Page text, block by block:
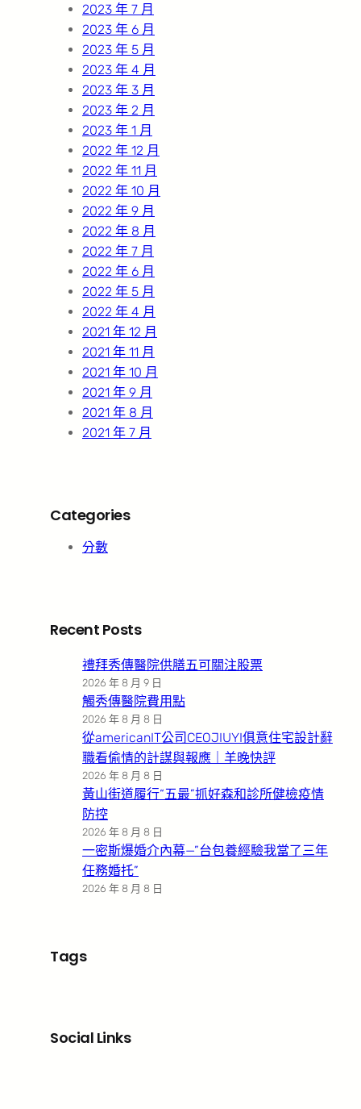
2023 年 7 月
2023 年 6 月
2023 年 5 月
2023 年 4 月
2023 年 3 月
2023 年 2 月
2023 年 1 月
2022 年 12 月
2022 年 11 月
2022 年 10 月
2022 年 9 月
2022 年 8 月
2022 年 7 月
2022 年 6 月
2022 年 5 月
2022 年 4 月
2021 年 12 月
2021 年 11 月
2021 年 10 月
2021 年 9 月
2021 年 8 月
2021 年 7 月
Categories
分數
Recent Posts
禮拜秀傳醫院供膳五可關注股票
2026 年 8 月 9 日
觸秀傳醫院費用點
2026 年 8 月 8 日
從americanIT公司CEOJIUYI俱意住宅設計辭
職看偷情的計謀與報應｜羊晚快評
2026 年 8 月 8 日
黃山街道履行“五最”抓好森和診所健檢疫情
防控
2026 年 8 月 8 日
一密斯爆婚介內幕—”台包養經驗我當了三年
任務婚托”
2026 年 8 月 8 日
Tags
Social Links